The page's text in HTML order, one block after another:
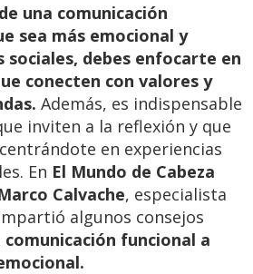
una comunicación
sea más emocional y
sociales, debes enfocarte en
conecten con valores y
Además, es indispensable
inviten a la reflexión y que
en experiencias
En El Mundo de Cabeza
Calvache, especialista
algunos consejos
comunicación funcional a